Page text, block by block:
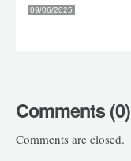
09/06/2025
Comments (0)
Comments are closed.